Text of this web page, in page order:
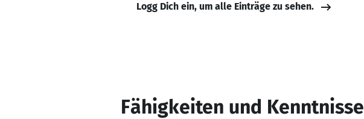
Logg Dich ein, um alle Einträge zu sehen.
Fähigkeiten und Kenntnisse